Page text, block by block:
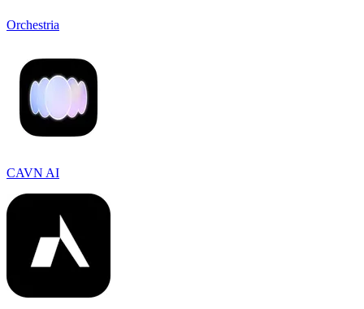
Orchestria
CAVN AI